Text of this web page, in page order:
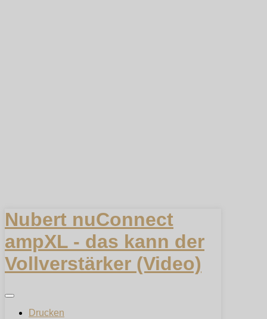
Nubert nuConnect
ampXL - das kann der
Vollverstärker (Video)
Drucken